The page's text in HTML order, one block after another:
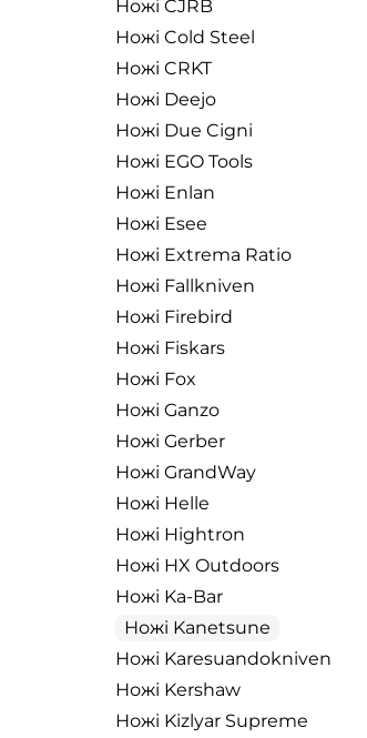
Ножі CJRB
Ножі Cold Steel
Ножі CRKT
Ножі Deejo
Ножі Due Cigni
Ножі EGO Tools
Ножі Enlan
Ножі Esee
Ножі Extrema Ratio
Ножі Fallkniven
Ножі Firebird
Ножі Fiskars
Ножі Fox
Ножі Ganzo
Ножі Gerber
Ножі GrandWay
Ножі Helle
Ножі Hightron
Ножі HX Outdoors
Ножі Ka-Bar
Ножі Kanetsune
Ножі Karesuandokniven
Ножі Kershaw
Ножі Kizlyar Supreme